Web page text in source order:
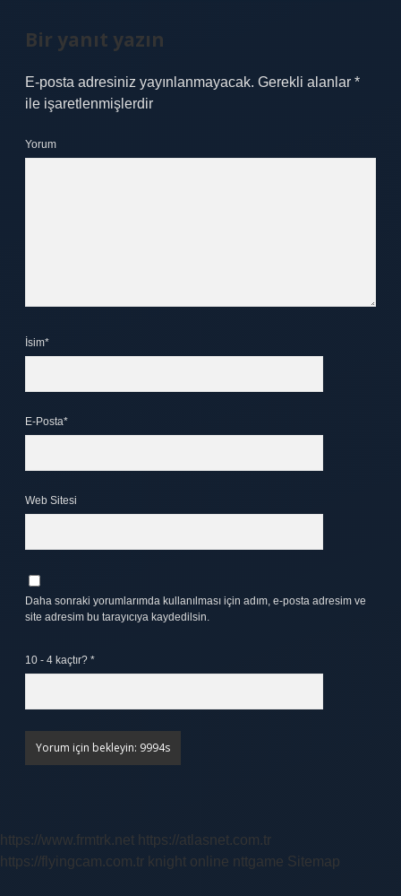
Bir yanıt yazın
E-posta adresiniz yayınlanmayacak. Gerekli alanlar *
ile işaretlenmişlerdir
Yorum
İsim*
E-Posta*
Web Sitesi
Daha sonraki yorumlarımda kullanılması için adım, e-posta adresim ve
site adresim bu tarayıcıya kaydedilsin.
10 - 4 kaçtır? *
https://www.frmtrk.net https://atlasnet.com.tr
https://flyingcam.com.tr knight online nttgame Sitemap